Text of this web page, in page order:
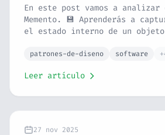
En este post vamos a analizar
Memento. 💾 Aprenderás a
el estado interno de un
puntos de guardado en
implementar la función
patrones-de-diseno software
Leer artículo
27 nov 2025